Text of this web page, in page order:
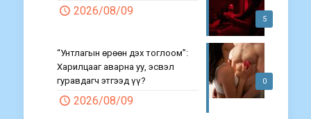
5
2026/08/09
0
“Унтлагын өрөөн дэх тоглоом”:
Харилцааг аварна уу, эсвэл
гуравдагч этгээд үү?
2026/08/09